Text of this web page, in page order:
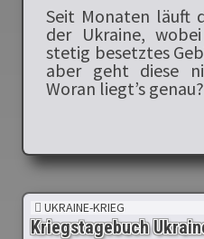
Seit Monaten läuft
der Ukraine,
stetig besetztes
aber geht diese
Woran liegt’s genau?
UKRAINE-KRIEG
Kriegstagebuch